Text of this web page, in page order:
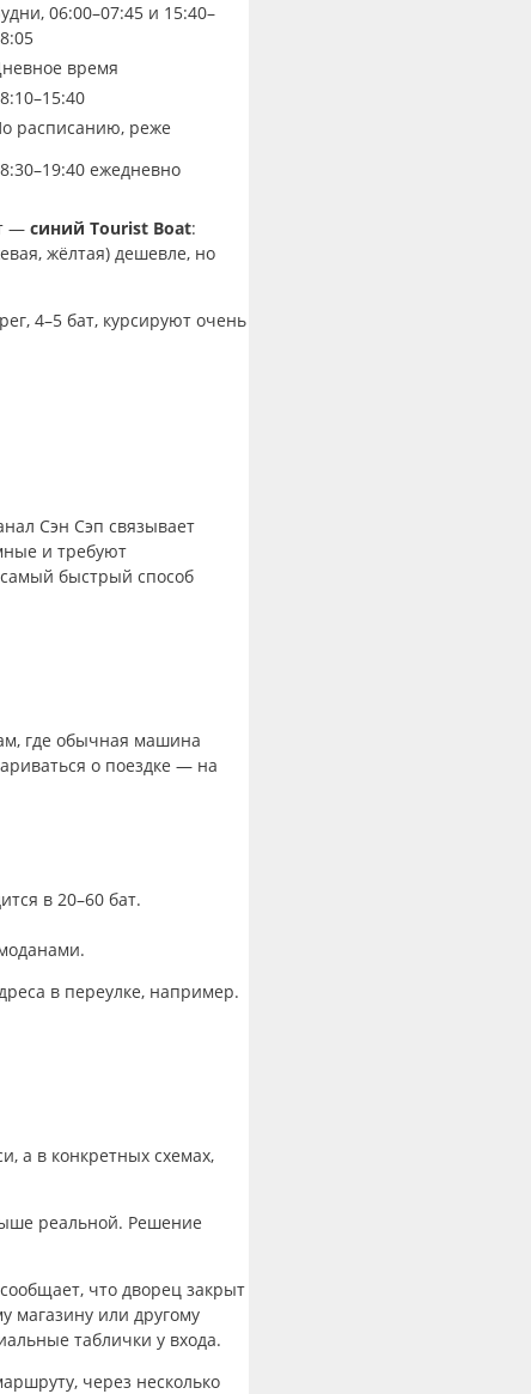
06:00–07:45 и 15:40–
время
расписанию, реже
ежедневно
— синий Tourist Boat:
жёлтая) дешевле, но
4–5 бат, курсируют очень
Сэн Сэп связывает
и требуют
быстрый способ
где обычная машина
о поездке — на
в 20–60 бат.
в переулке, например.
а в конкретных схемах,
реальной. Решение
что дворец закрыт
магазину или другому
таблички у входа.
через несколько